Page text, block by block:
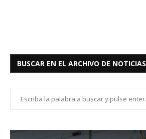
BUSCAR EN EL ARCHIVO DE NOTICIAS